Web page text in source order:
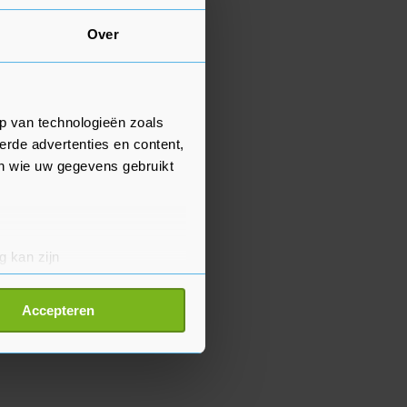
Over
van technologieën zoals
advertenties en content,
wie uw gegevens gebruikt
kan zijn
detailgedeelte
Accepteren